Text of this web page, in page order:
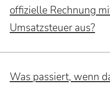
offizielle Rechnung
Umsatzsteuer aus?
Was passiert, wenn